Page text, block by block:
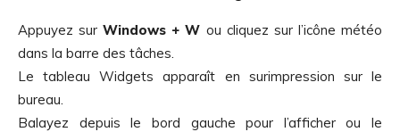
Appuyez surWindows + W ou cliquez sur l’icône météo
dans la barre des tâches.
Le tableau Widgets apparaît en surimpression sur le
bureau.
Balayez depuis le bord gauche pour l’afficher ou le